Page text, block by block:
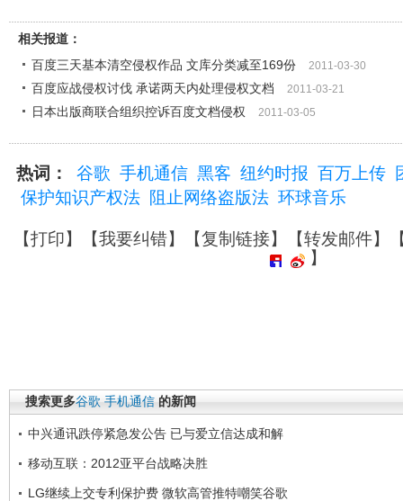
相关报道：
百度三天基本清空侵权作品 文库分类减至169份
2011-03-30
百度应战侵权讨伐 承诺两天内处理侵权文档 2011-03-21
日本出版商联合组织控诉百度文档侵权 2011-03-05
热词： 谷歌 手机通信 黑客 纽约时报 百万上传
保护知识产权法 阻止网络盗版法 环球音乐
【打印】【我要纠错】【复制链接】【转发邮件】
】
搜索更多谷歌 手机通信 的新闻
中兴通讯跌停紧急发公告 已与爱立信达成和解
移动互联：2012亚平台战略决胜
LG继续上交专利保护费 微软高管推特嘲笑谷歌